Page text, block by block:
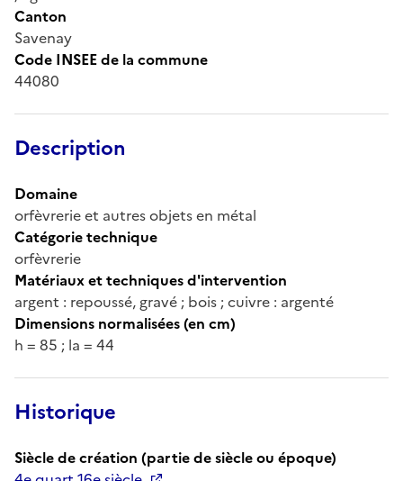
Canton
Savenay
Code INSEE de la commune
44080
Description
Domaine
orfèvrerie et autres objets en métal
Catégorie technique
orfèvrerie
Matériaux et techniques d'intervention
argent : repoussé, gravé ; bois ; cuivre : argenté
Dimensions normalisées (en cm)
h = 85 ; la = 44
Historique
Siècle de création (partie de siècle ou époque)